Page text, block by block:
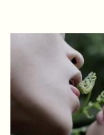
PÁGINAS